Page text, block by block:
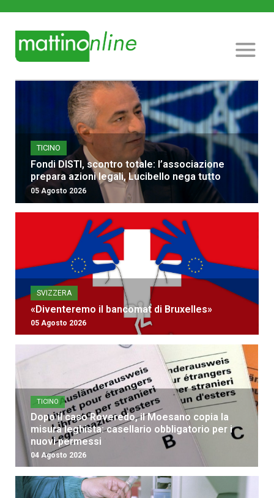
TICINO
Fondi DISTI, scontro totale: l’associazione
prepara azioni legali, Lucibello nega tutto
05 Agosto 2026
SVIZZERA
«Diventeremo il bancomat di Bruxelles»
05 Agosto 2026
TICINO
Dopo il caso Roveredo, il Moesano copia la
misura leghista: casellario obbligatorio per i
nuovi permessi
04 Agosto 2026